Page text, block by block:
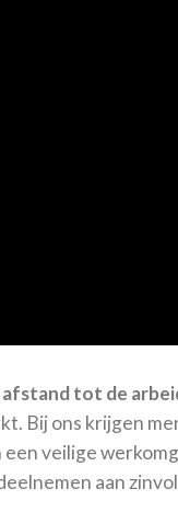
tot de
Bij ons krijgen
veilige
aan